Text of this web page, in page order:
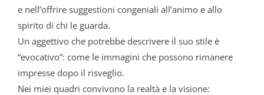
e nell’offrire suggestioni congeniali all’animo e allo
spirito di chi le guarda.
Un aggettivo che potrebbe descrivere il suo stile è
“evocativo”: come le immagini che possono rimanere
impresse dopo il risveglio.
Nei miei quadri convivono la realtà e la visione: